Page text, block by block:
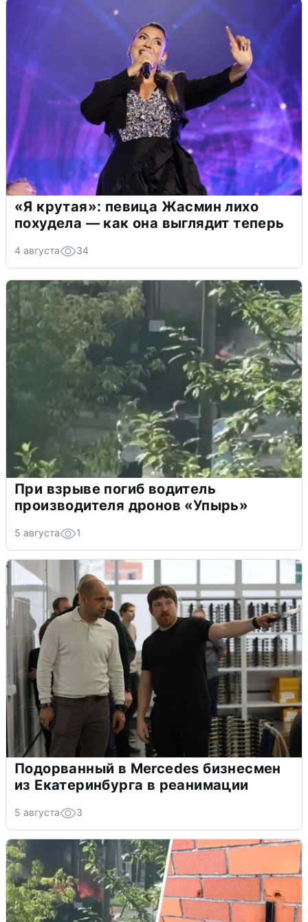
«Я крутая»: певица Жасмин лихо
похудела — как она выглядит теперь
4 августа 34
При взрыве погиб водитель
производителя дронов «Упырь»
5 августа 1
Подорванный в Mercedes бизнесмен
из Екатеринбурга в реанимации
5 августа 3